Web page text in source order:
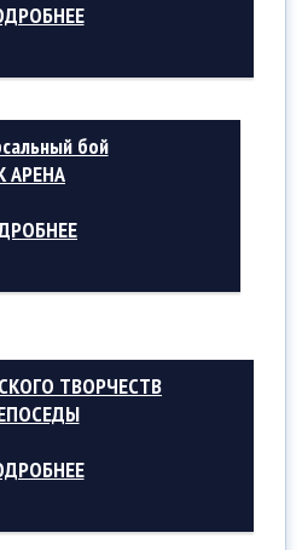
бой
АРЕНА
ТВОРЧЕСТВ